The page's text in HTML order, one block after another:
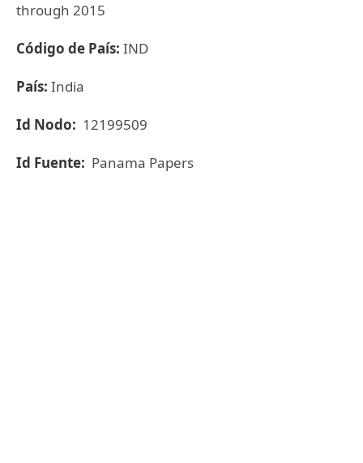
through 2015
Código de País: IND
País: India
Id Nodo: 12199509
Id Fuente: Panama Papers